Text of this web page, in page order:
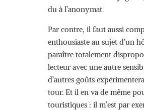
du à l’anonymat.
Par contre, il faut aussi
enthousiaste au sujet d’un
paraître totalement
lecteur avec une autre
d’autres goûts
tour. Et il en va de même
touristiques : il m’est par